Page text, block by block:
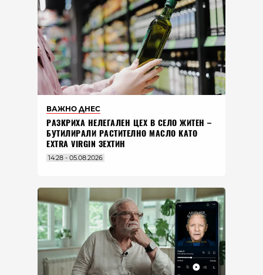
ВАЖНО ДНЕС
РАЗКРИХА НЕЛЕГАЛЕН ЦЕХ В СЕЛО ЖИТЕН –
БУТИЛИРАЛИ РАСТИТЕЛНО МАСЛО КАТО
EXTRA VIRGIN ЗЕХТИН
14:28 - 05.08.2026